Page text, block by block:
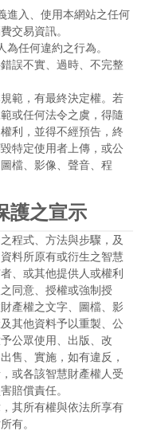
進入、使用本網站之任何
交易資訊。
為任何違約之行為。
誤不實、過時、不完整
範，有最終決定權。若
或任何法令之虞，得隨
利，並得不經預告，終
特定使用者上傳，或公
檔、影像、聲音、程
護之宣示
程式、方法與步驟，及
料所原有或衍生之智慧
、或其他提供人或權利
同意、授權或強制授
產權之文字、圖檔、影
其他資料予以重製、公
公眾使用、出版、改
售、實施，如有違反，
或各該智慧財產權人受
賠償責任。
其所有權與依法所享有
有。